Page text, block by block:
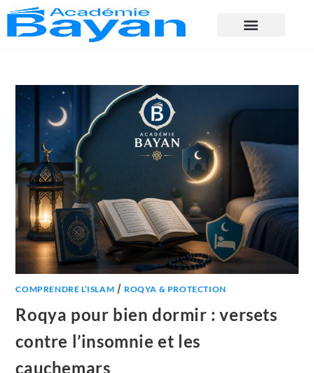
COMPRENDRE L’ISLAM / ROQYA & PROTECTION
Roqya pour bien dormir : versets
contre l’insomnie et les
cauchemars